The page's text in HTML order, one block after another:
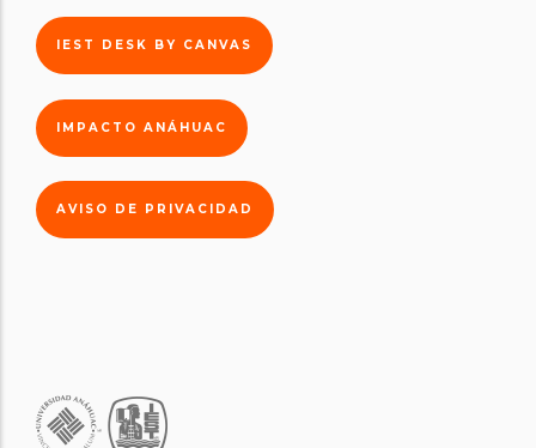
IEST DESK BY CANVAS
IMPACTO ANÁHUAC
AVISO DE PRIVACIDAD